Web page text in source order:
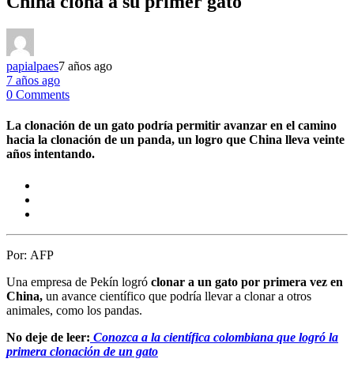
papialpaes7 años ago
7 años ago
0 Comments
La clonación de un gato podría permitir avanzar en el camino
hacia la clonación de un panda, un logro que China lleva veinte
años intentando.
Por: AFP
Una empresa de Pekín logró clonar a un gato por primera vez en
China, un avance científico que podría llevar a clonar a otros
animales, como los pandas.
No deje de leer: Conozca a la científica colombiana que logró la
primera clonación de un gato